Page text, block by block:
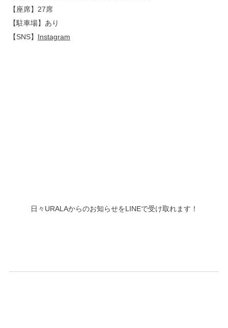
【座席】27席
【駐車場】あり
【SNS】 Instagram
日々URALAからのお知らせをLINEで受け取れます！